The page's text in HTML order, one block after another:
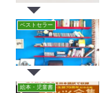
ベストセラー
絵本・児童書